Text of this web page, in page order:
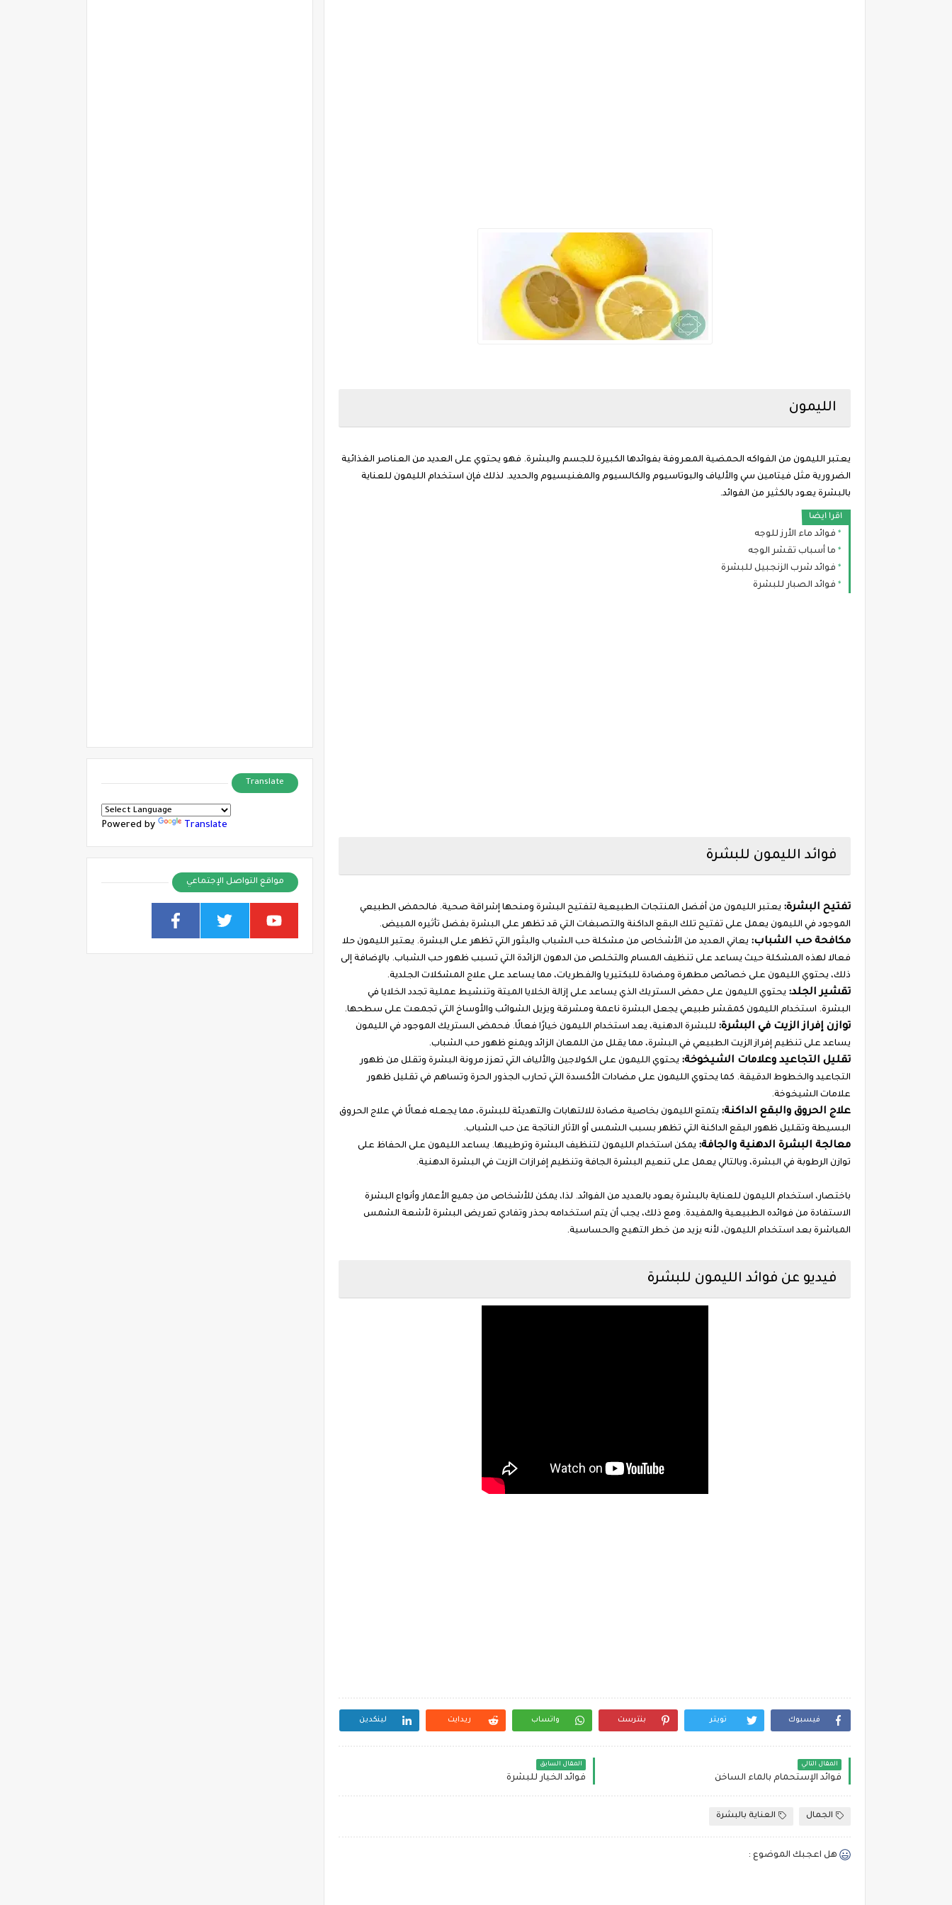
الليمون
يعتبر الليمون من الفواكه الحمضية المعروفة بفوائدها الكبيرة للجسم والبشرة. فهو يحتوي على العديد من العناصر الغذائية
الضرورية مثل فيتامين سي والألياف والبوتاسيوم والكالسيوم والمغنيسيوم والحديد. لذلك فإن استخدام الليمون للعناية
بالبشرة يعود بالكثير من الفوائد.
اقرا ايضا
فوائد ماء الأرز للوجه
ما أسباب تقشر الوجه
فوائد شرب الزنجبيل للبشرة
فوائد الصبار للبشرة
فوائد الليمون للبشرة
تفتيح البشرة: يعتبر الليمون من أفضل المنتجات الطبيعية لتفتيح البشرة ومنحها إشراقة صحية. فالحمض الطبيعي
الموجود في الليمون يعمل على تفتيح تلك البقع الداكنة والتصبغات التي قد تظهر على البشرة بفضل تأثيره المبيض.
مكافحة حب الشباب: يعاني العديد من الأشخاص من مشكلة حب الشباب والبثور التي تظهر على البشرة. يعتبر الليمون حلا
فعالا لهذه المشكلة حيث يساعد على تنظيف المسام والتخلص من الدهون الزائدة التي تسبب ظهور حب الشباب. بالإضافة إلى
ذلك، يحتوي الليمون على خصائص مطهرة ومضادة للبكتيريا والفطريات، مما يساعد على علاج المشكلات الجلدية.
تقشير الجلد: يحتوي الليمون على حمض الستريك الذي يساعد على إزالة الخلايا الميتة وتنشيط عملية تجدد الخلايا في
البشرة. استخدام الليمون كمقشر طبيعي يجعل البشرة ناعمة ومشرقة ويزيل الشوائب والأوساخ التي تجمعت على سطحها.
توازن إفراز الزيت في البشرة: للبشرة الدهنية، يعد استخدام الليمون خيارًا فعالًا. فحمض الستريك الموجود في الليمون
يساعد على تنظيم إفراز الزيت الطبيعي في البشرة، مما يقلل من اللمعان الزائد ويمنع ظهور حب الشباب.
تقليل التجاعيد وعلامات الشيخوخة: يحتوي الليمون على الكولاجين والألياف التي تعزز مرونة البشرة وتقلل من ظهور
التجاعيد والخطوط الدقيقة. كما يحتوي الليمون على مضادات الأكسدة التي تحارب الجذور الحرة وتساهم في تقليل ظهور
علامات الشيخوخة.
علاج الحروق والبقع الداكنة: يتمتع الليمون بخاصية مضادة للالتهابات والتهديئة للبشرة، مما يجعله فعالًا في علاج الحروق
البسيطة وتقليل ظهور البقع الداكنة التي تظهر بسبب الشمس أو الآثار الناتجة عن حب الشباب.
معالجة البشرة الدهنية والجافة: يمكن استخدام الليمون لتنظيف البشرة وترطيبها. يساعد الليمون على الحفاظ على
توازن الرطوبة في البشرة، وبالتالي يعمل على تنعيم البشرة الجافة وتنظيم إفرازات الزيت في البشرة الدهنية.
باختصار، استخدام الليمون للعناية بالبشرة يعود بالعديد من الفوائد. لذا، يمكن للأشخاص من جميع الأعمار وأنواع البشرة
الاستفادة من فوائده الطبيعية والمفيدة. ومع ذلك، يجب أن يتم استخدامه بحذر وتفادي تعريض البشرة لأشعة الشمس
المباشرة بعد استخدام الليمون، لأنه يزيد من خطر التهيج والحساسية.
فيديو عن فوائد الليمون للبشرة
فيسبوك تويتر بنترست واتساب ريدايت لينكدين
المقال التالي
فوائد الإستحمام بالماء الساخن
المقال السابق
فوائد الخيار للبشرة
الجمال العناية بالبشرة
هل اعجبك الموضوع :
Translate
Powered by Translate
مواقع التواصل الإجتماعي